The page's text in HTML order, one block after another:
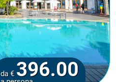
da € 396.00